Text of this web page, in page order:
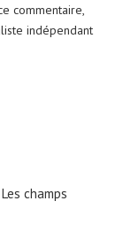
commentaire,
indépendant
Les champs